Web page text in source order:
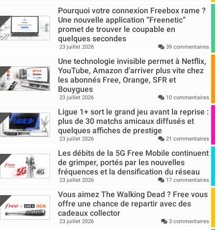
Pourquoi votre connexion Freebox rame ?
Une nouvelle application “Freenetic”
promet de trouver le coupable en
quelques secondes
23 juillet 2026 39 commentaires
Une technologie invisible permet à Netflix,
YouTube, Amazon d’arriver plus vite chez
les abonnés Free, Orange, SFR et
Bouygues
23 juillet 2026 10 commentaires
Ligue 1+ sort le grand jeu avant la reprise :
plus de 30 matchs amicaux diffusés et
quelques affiches de prestige
23 juillet 2026 21 commentaires
Les débits de la 5G Free Mobile continuent
de grimper, portés par les nouvelles
fréquences et la densification du réseau
23 juillet 2026 17 commentaires
Vous aimez The Walking Dead ? Free vous
offre une chance de repartir avec des
cadeaux collector
23 juillet 2026 3 commentaires